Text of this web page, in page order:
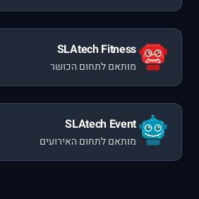
SLAtech Fitness
מותאם לתחום הכושר
SLAtech Event
מותאם לתחום האירועים